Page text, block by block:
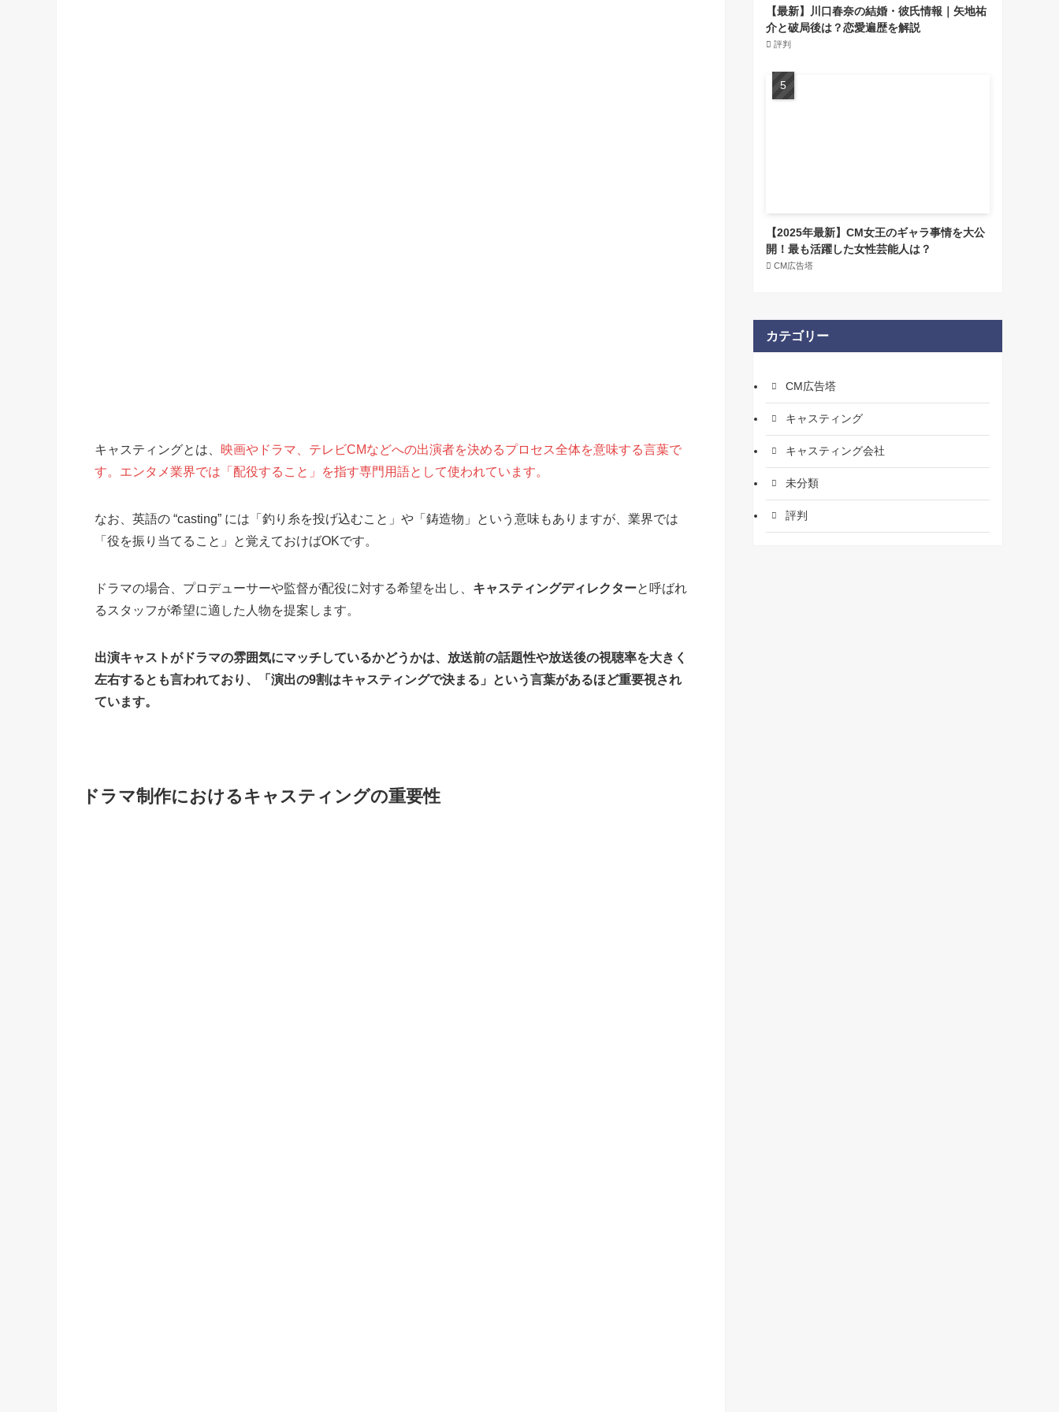
キャスティングとは、 映画やドラマ、テレビCMなどへの出演者を決めるプロセス全体を意味する言葉で
す。エンタメ業界では「配役すること」を指す専門用語として使われています。
なお、英語の “casting” には「釣り糸を投げ込むこと」や「鋳造物」という意味もありますが、業界では
「役を振り当てること」と覚えておけばOKです。
ドラマの場合、プロデューサーや監督が配役に対する希望を出し、 キャスティングディレクターと呼ばれ
るスタッフが希望に適した人物を提案します。
出演キャストがドラマの雰囲気にマッチしているかどうかは、放送前の話題性や放送後の視聴率を大きく
左右するとも言われており、「演出の9割はキャスティングで決まる」という言葉があるほど重要視され
ています。
ドラマ制作におけるキャスティングの重要性
【最新】川口春奈の結婚・彼氏情報｜矢地祐
介と破局後は？恋愛遍歴を解説
評判
【2025年最新】CM女王のギャラ事情を大公
開！最も活躍した女性芸能人は？
CM広告塔
カテゴリー
CM広告塔
キャスティング
キャスティング会社
未分類
評判